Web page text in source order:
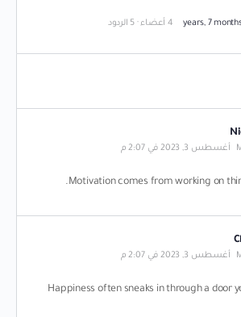
4 أعضاء · 5 الردود
أغسطس 3, 2023 في 2:07 م
Motivation comes from working on
أغسطس 3, 2023 في 2:07 م
Happiness often sneaks in through a door